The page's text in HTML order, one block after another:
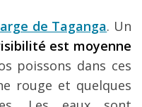
de Taganga. Un
est moyenne
poissons dans ces
rouge et quelques